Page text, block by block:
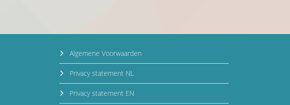
Algemene Voorwaarden
Privacy statement NL
Privacy statement EN